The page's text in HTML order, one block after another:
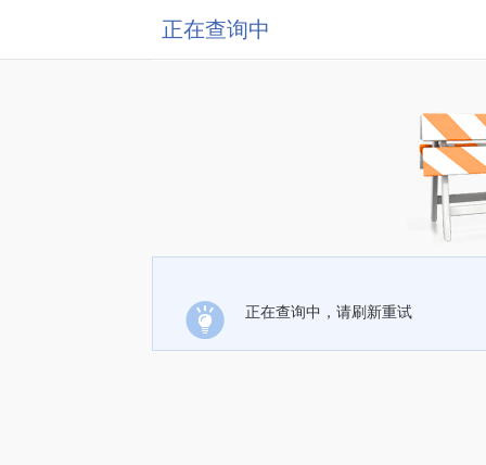
正在查询中
正在查询中，请刷新重试